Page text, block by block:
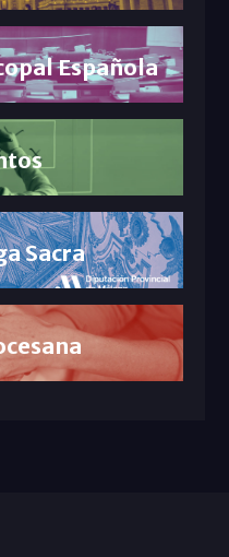
Española
Sacra